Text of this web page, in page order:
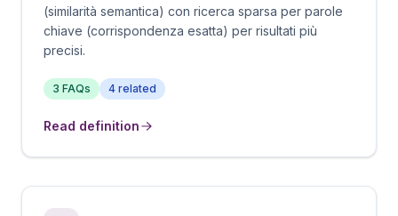
(similarità semantica) con ricerca sparsa per parole
chiave (corrispondenza esatta) per risultati più
precisi.
3 FAQs 4 related
Read definition